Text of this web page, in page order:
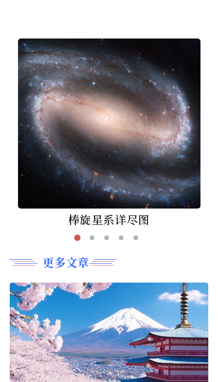
棒旋星系详尽图
更多文章